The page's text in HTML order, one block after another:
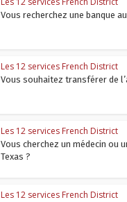
Vous recherchez une banque
Les 12 services French District
Vous souhaitez transférer de
Les 12 services French District
Vous cherchez un médecin ou
Texas ?
Les 12 services French District